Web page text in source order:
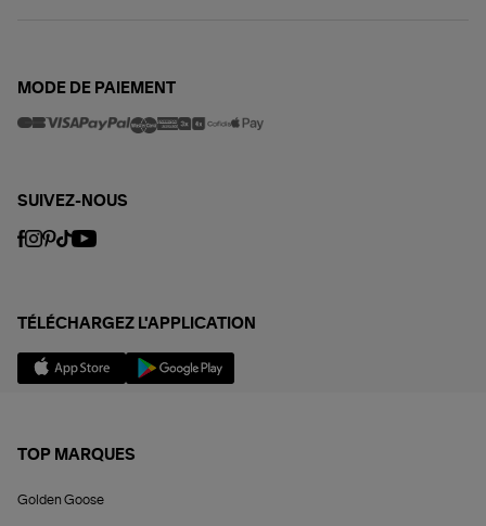
MODE DE PAIEMENT
SUIVEZ-NOUS
TÉLÉCHARGEZ L'APPLICATION
TOP MARQUES
Golden Goose